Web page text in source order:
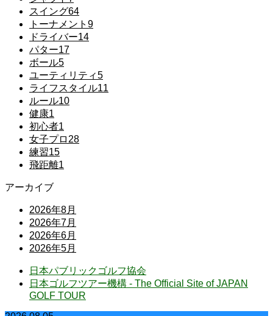
スイング64
トーナメント 9
ドライバー14
パター17
ボール5
ユーティリティ5
ライフスタイル11
ルール10
健康1
初心者1
女子プロ 28
練習15
飛距離1
アーカイブ
2026年8月
2026年7月
2026年6月
2026年5月
日本パブリックゴルフ協会
日本ゴルフツアー機構 - The Official Site of JAPAN
GOLF TOUR